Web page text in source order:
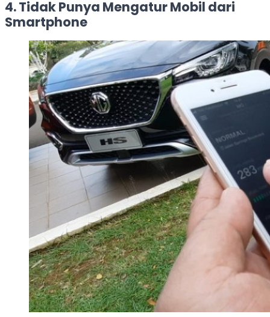
4. Tidak Punya Mengatur Mobil dari
Smartphone